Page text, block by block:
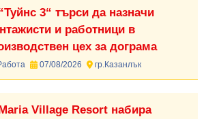
3“ търси да назначи
и работници в
цех за дограма
07/08/2026 гр.Казанлък
Village Resort набира